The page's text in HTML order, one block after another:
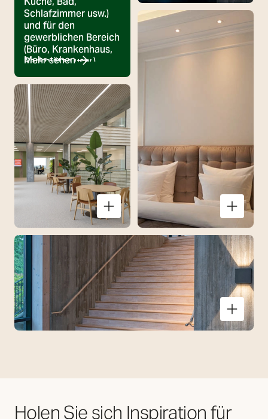
Schlafzimmer usw.)
und für den
gewerblichen Bereich
(Büro, Krankenhaus,
Parkplätze usw.)
Mehr sehen
Holen Sie sich Inspiration für